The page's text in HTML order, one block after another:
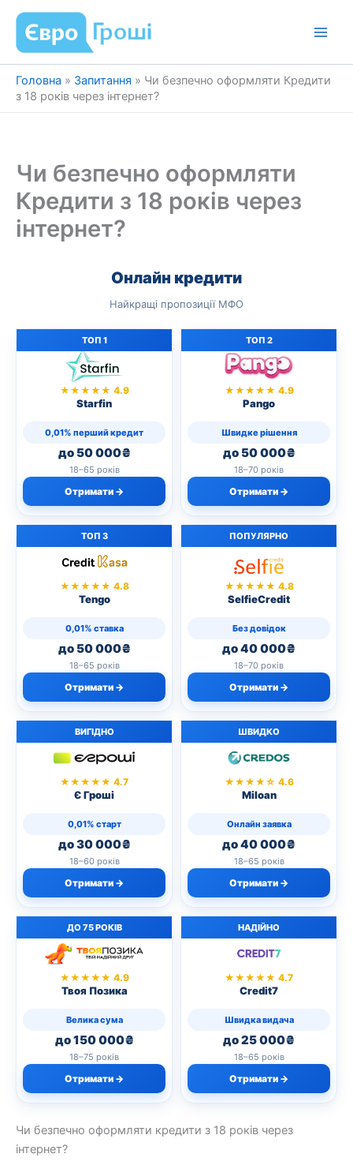
Перейти
вмісту
Головна » Запитання » Чи безпечно оформляти Кредити
з 18 років через інтернет?
Чи безпечно оформляти
Кредити з 18 років через
інтернет?
Онлайн кредити
Найкращі пропозиції МФО
ТОП 1
★★★★★ 4.9
Starfin
0,01% перший кредит
до 50 000₴
18–65 років
Отримати →
ТОП 2
★★★★★ 4.9
Pango
Швидке рішення
до 50 000₴
18–70 років
Отримати →
ТОП 3
★★★★★ 4.8
Tengo
0,01% ставка
до 50 000₴
18–65 років
Отримати →
ПОПУЛЯРНО
★★★★★ 4.8
SelfieCredit
Без довідок
до 40 000₴
18–70 років
Отримати →
ВИГІДНО
★★★★★ 4.7
Є Гроші
0,01% старт
до 30 000₴
18–60 років
Отримати →
ШВИДКО
★★★★☆ 4.6
Miloan
Онлайн заявка
до 40 000₴
18–65 років
Отримати →
ДО 75 РОКІВ
★★★★★ 4.9
Твоя Позика
Велика сума
до 150 000₴
18–75 років
Отримати →
НАДІЙНО
★★★★★ 4.7
Credit7
Швидка видача
до 25 000₴
18–65 років
Отримати →
Чи безпечно оформляти кредити з 18 років через
інтернет?